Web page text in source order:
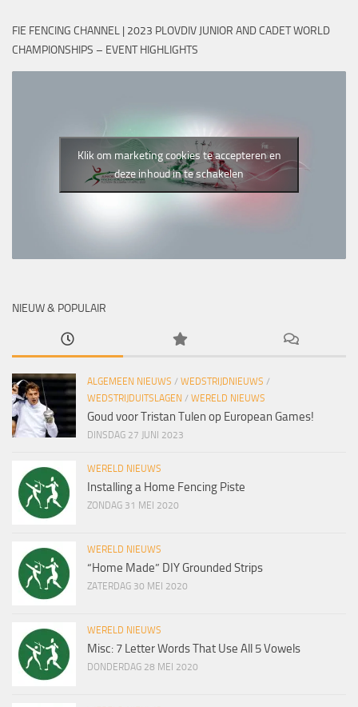
FIE FENCING CHANNEL | 2023 PLOVDIV JUNIOR AND CADET WORLD
CHAMPIONSHIPS – EVENT HIGHLIGHTS
Klik om marketing cookies te accepteren en
deze inhoud in te schakelen
NIEUW & POPULAIR
ALGEMEEN NIEUWS / WEDSTRIJDNIEUWS /
WEDSTRIJDUITSLAGEN / WERELD NIEUWS
Goud voor Tristan Tulen op European Games!
DINSDAG 27 JUNI 2023
WERELD NIEUWS
Installing a Home Fencing Piste
ZONDAG 31 MEI 2020
WERELD NIEUWS
“Home Made” DIY Grounded Strips
ZATERDAG 30 MEI 2020
WERELD NIEUWS
Misc: 7 Letter Words That Use All 5 Vowels
DONDERDAG 28 MEI 2020